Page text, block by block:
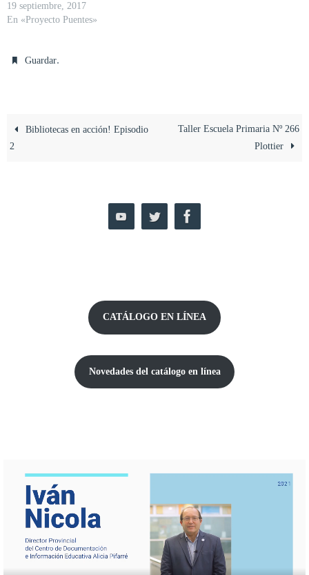
19 septiembre, 2017
En «Proyecto Puentes»
Guardar.
Bibliotecas en acción! Episodio
2
Taller Escuela Primaria Nº 266
Plottier
CATÁLOGO EN LÍNEA
Novedades del catálogo en línea